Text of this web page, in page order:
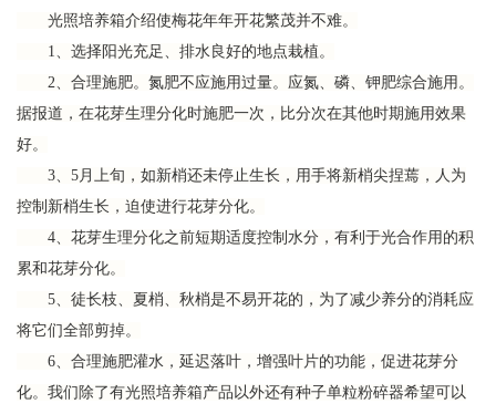
光照培养箱介绍使梅花年年开花繁茂并不难。
1、选择阳光充足、排水良好的地点栽植。
2、合理施肥。氮肥不应施用过量。应氮、磷、钾肥综合施用。
据报道，在花芽生理分化时施肥一次，比分次在其他时期施用效果
好。
3、5月上旬，如新梢还未停止生长，用手将新梢尖捏蔫，人为
控制新梢生长，迫使进行花芽分化。
4、花芽生理分化之前短期适度控制水分，有利于光合作用的积
累和花芽分化。
5、徒长枝、夏梢、秋梢是不易开花的，为了减少养分的消耗应
将它们全部剪掉。
6、合理施肥灌水，延迟落叶，增强叶片的功能，促进花芽分
化。我们除了有光照培养箱产品以外还有种子单粒粉碎器希望可以